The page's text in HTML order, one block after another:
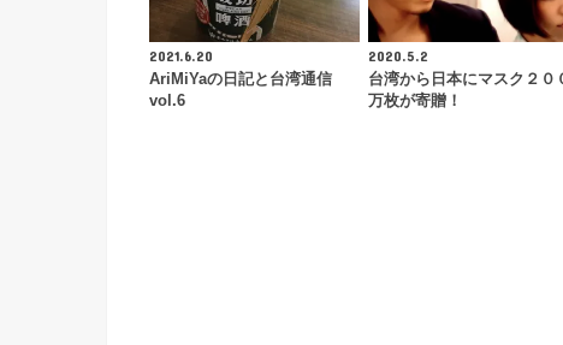
2021.6.20
AriMiYaの日記と台湾通信
vol.6
2020.5.2
台湾から日本にマスク２０
万枚が寄贈！